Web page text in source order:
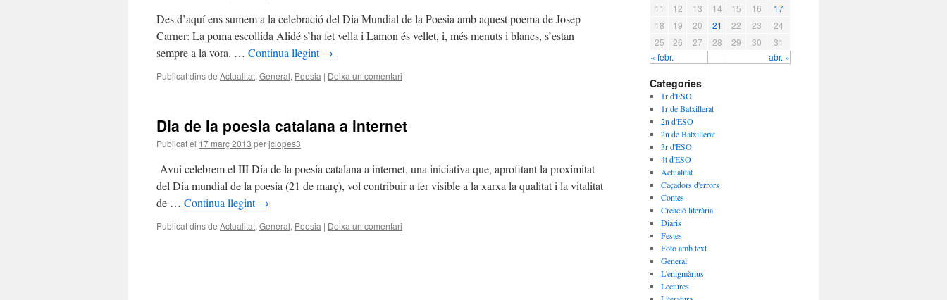
Des d’aquí ens sumem a la celebració del Dia Mundial de la Poesia amb aquest poema de Josep
Carner: La poma escollida Alidé s’ha fet vella i Lamon és vellet, i, més menuts i blancs, s’estan
sempre a la vora. … Continua llegint→
Publicat dins de Actualitat, General, Poesia | Deixa un comentari
Dia de la poesia catalana a internet
Publicat el 17 març 2013 perjclopes3
Avui celebrem el III Dia de la poesia catalana a internet, una iniciativa que, aprofitant la proximitat
del Dia mundial de la poesia (21 de març), vol contribuir a fer visible a la xarxa la qualitat i la vitalitat
de … Continua llegint→
Publicat dins de Actualitat, General, Poesia | Deixa un comentari
« febr. abr. »
11
12 13 14 15 16
17
18
19 20 21 22 23
24
25
26 27 28 29 30 31
Categories
1r d'ESO
1r de Batxillerat
2n d'ESO
2n de Batxillerat
3r d'ESO
4t d'ESO
Actualitat
Caçadors d'errors
Contes
Creació literària
Diaris
Festes
Foto amb text
General
L'enigmàrius
Lectures